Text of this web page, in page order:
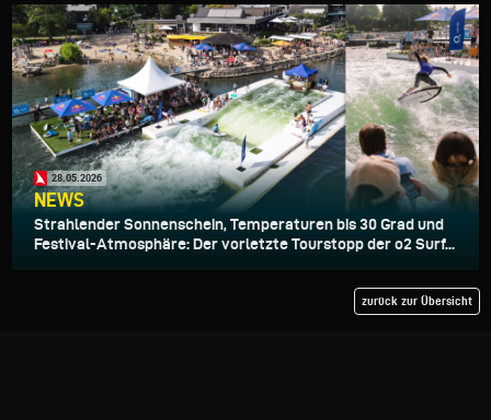
28.05.2026
NEWS
Strahlender Sonnenschein, Temperaturen bis 30 Grad und
Festival-Atmosphäre: Der vorletzte Tourstopp der o2 Surf...
zurück zur Übersicht